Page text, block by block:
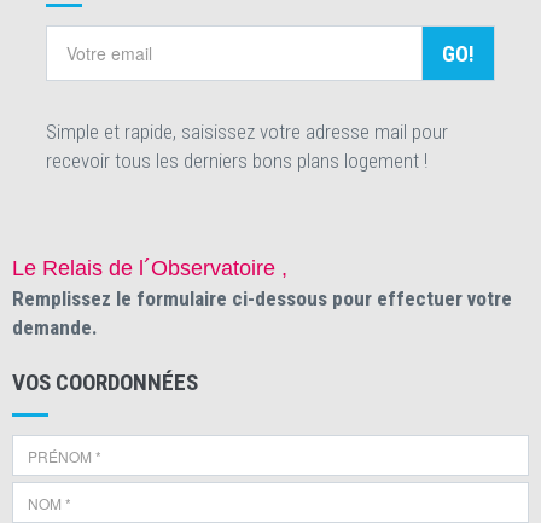
GO!
Simple et rapide, saisissez votre adresse mail pour
recevoir tous les derniers bons plans logement !
Le Relais de l´Observatoire ,
Remplissez le formulaire ci-dessous pour effectuer votre
demande.
VOS COORDONNÉES